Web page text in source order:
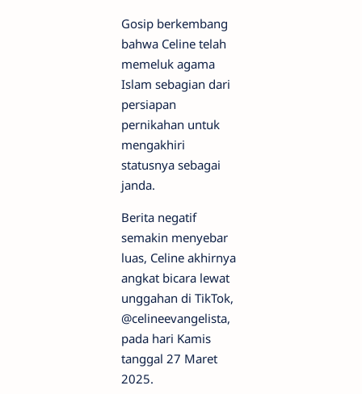
Gosip berkembang
bahwa Celine telah
memeluk agama
Islam sebagian dari
persiapan
pernikahan untuk
mengakhiri
statusnya sebagai
janda.
Berita negatif
semakin menyebar
luas, Celine akhirnya
angkat bicara lewat
unggahan di TikTok,
@celineevangelista,
pada hari Kamis
tanggal 27 Maret
2025.